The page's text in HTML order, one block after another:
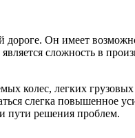
дороге. Он имеет
сложность в
колес, легких грузовых
слегка повышенное
пути решения проблем.